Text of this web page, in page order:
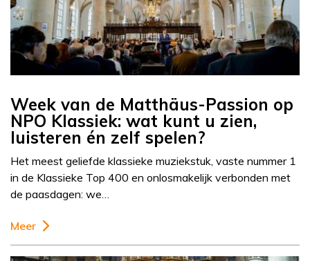
Week van de Matthäus-Passion op
NPO Klassiek: wat kunt u zien,
luisteren én zelf spelen?
Het meest geliefde klassieke muziekstuk, vaste nummer 1
in de Klassieke Top 400 en onlosmakelijk verbonden met
de paasdagen: we…
Meer